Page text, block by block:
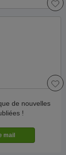
de nouvelles
!